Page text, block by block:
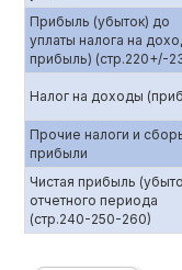
Прибыль (убыток) до
уплаты налога на
прибыль) (стр.220+/-
Налог на доходы
Прочие налоги и
прибыли
Чистая прибыль
отчетного периода
(стр.240-250-260)